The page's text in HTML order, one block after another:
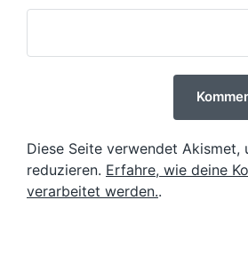
Diese Seite verwendet Akismet,
reduzieren. Erfahre, wie deine
verarbeitet werden..